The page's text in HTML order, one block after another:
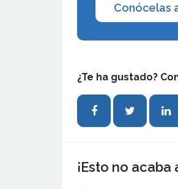
Conócelas
¿Te ha gustado?
¡Esto no acaba